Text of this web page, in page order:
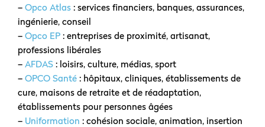
– Opco Atlas : services financiers, banques, assurances,
ingénierie, conseil
– Opco EP : entreprises de proximité, artisanat,
professions libérales
– AFDAS : loisirs, culture, médias, sport
– OPCO Santé : hôpitaux, cliniques, établissements de
cure, maisons de retraite et de réadaptation,
établissements pour personnes âgées
– Uniformation : cohésion sociale, animation, insertion